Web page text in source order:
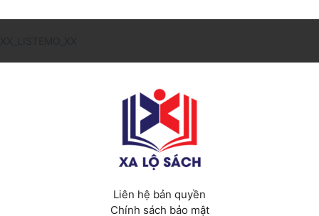
Liên hệ bản quyền
Chính sách bảo mật